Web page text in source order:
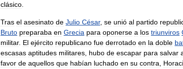
clásico
Tras el asesinato de Julio César, se unió al partido
Bruto preparaba en Grecia para oponerse a los triunviros
militar. El ejército republicano fue derrotado en la doble
escasas aptitudes militares hubo de escapar para salvar
favor de aquellos que habían luchado en su contra